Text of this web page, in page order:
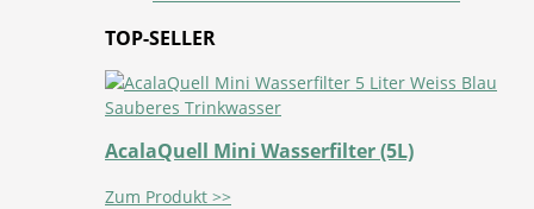
TOP-SELLER
AcalaQuell Mini Wasserfilter (5L)
Zum Produkt >>